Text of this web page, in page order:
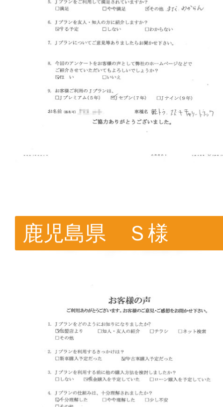
鹿児島県 Ｓ様